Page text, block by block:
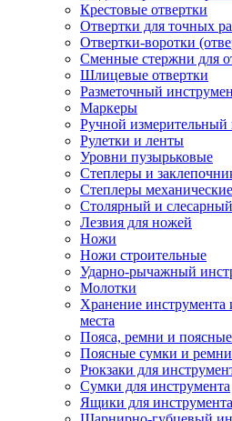
Крестовые отвертки
Отвертки для точных
Отвертки-воротки
Сменные стержни для
Шлицевые отвертки
Разметочный
Маркеры
Ручной измерительный
Рулетки и ленты
Уровни пузырьковые
Степлеры и
Степлеры механические
Столярный и
Лезвия для ножей
Ножи
Ножи строительные
Ударно-рычажный
Молотки
Хранение инструмента
места
Пояса, ремни и
Поясные сумки и ремни
Рюкзаки для
Сумки для инструмента
Ящики для инструмента